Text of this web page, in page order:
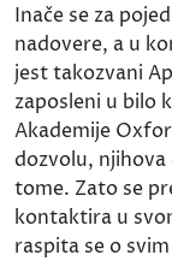
Inače se za
nadovere, a u
jest takozvani
zaposleni u bilo
Akademije
dozvolu,
tome. Zato se
kontaktira u
raspita se o